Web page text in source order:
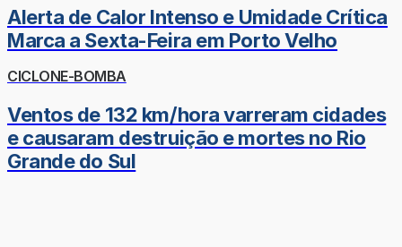
Alerta de Calor Intenso e Umidade Crítica
Marca a Sexta-Feira em Porto Velho
CICLONE-BOMBA
Ventos de 132 km/hora varreram cidades
e causaram destruição e mortes no Rio
Grande do Sul